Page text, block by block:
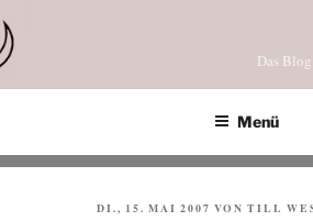
Inhalt
springen
Das
Menü
VERÖFFENTLICHT
DI., 15. MAI 2007 VONTILL